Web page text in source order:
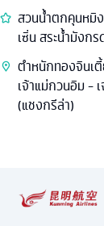
สวนน้ำตกคุนหมิ
เซิ่น สระน้ำมังกร
ตำหนักทองจินเ
เจ้าแม่กวนอิม -
(แชงกรีล่า)